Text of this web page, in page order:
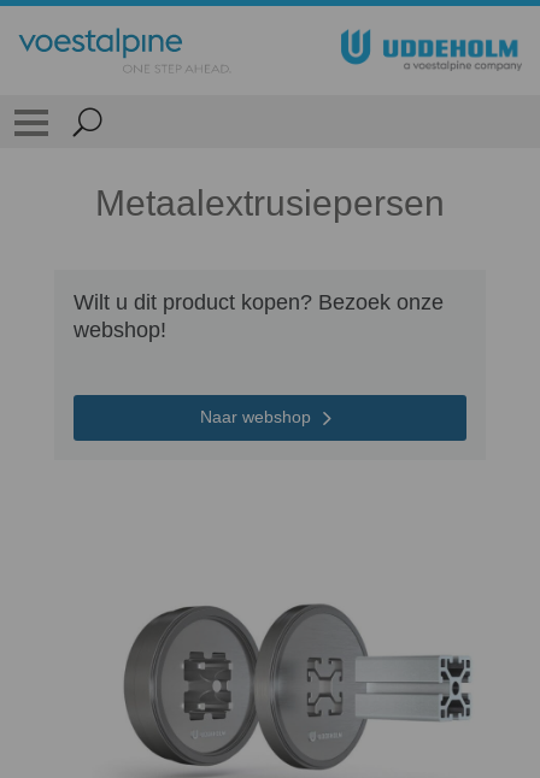
Metaalextrusiepersen
Wilt u dit product kopen? Bezoek onze
webshop!
Naar webshop